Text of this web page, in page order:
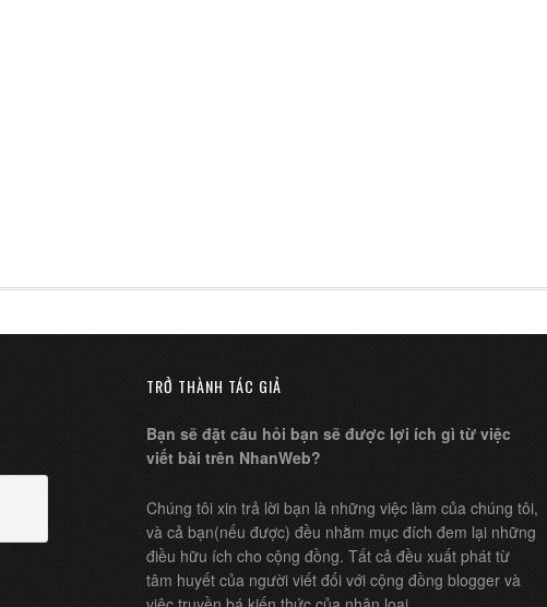
TRỞ THÀNH TÁC GIẢ
Bạn sẽ đặt câu hỏi bạn sẽ được lợi ích gì từ việc
viết bài trên NhanWeb?
Chúng tôi xin trả lời bạn là những việc làm của chúng tôi,
và cả bạn(nếu được) đều nhằm mục đích đem lại những
điều hữu ích cho cộng đồng. Tất cả đều xuất phát từ
tâm huyết của người viết đối với cộng đồng blogger và